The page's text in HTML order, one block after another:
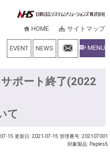
HOME サイトマップ
MENU
NEWS
EVENT
ポート終了(2022
て
15 更新日: 2021-07-15 管理番号: 202107001
対象製品: Paples5